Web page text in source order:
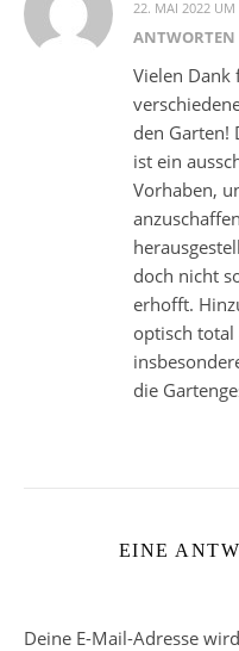
22. MAI 2022 UM
ANTWORTEN
Vielen
den Garten!
ist ein
Vorhaben,
doch nicht
erhofft.
optisch total
die
EINE
Deine E-Mail-Adresse